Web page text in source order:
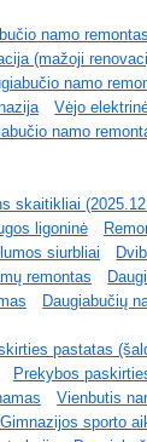
namo remontas
(mažoji
namo
Vėjo
namo
skaitikliai
ligoninė
siurbliai
remontas
Daugiabučių
pastatas
Prekybos
Vienbutis
Gimnazijos sporto